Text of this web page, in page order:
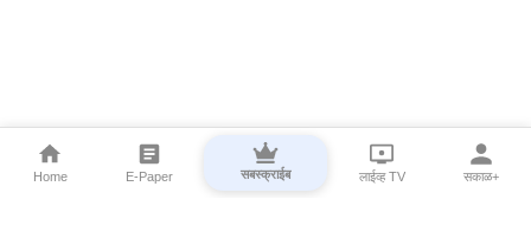
Home E-Paper सबस्क्राईब लाईव्ह TV सकाळ+